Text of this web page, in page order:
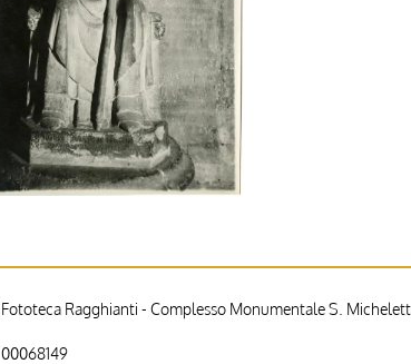
Fototeca Ragghianti - Complesso Monumentale S.
00068149